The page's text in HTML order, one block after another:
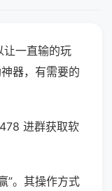
让一直输的玩
器，有需要的
进群获取软
”。其操作方式